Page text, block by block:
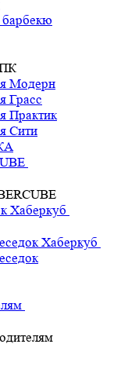
Mодерн
Грасс
Практик
Сити
Хаберкуб
Хаберкуб